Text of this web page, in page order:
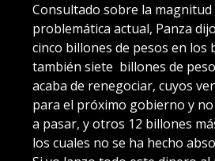
Consultado sobre la magnitud
problemática actual, Panza
cinco billones de pesos en los
también siete billones de
acaba de renegociar, cuyos
para el próximo gobierno y
a pasar, y otros 12 billones
los cuales no se ha hecho